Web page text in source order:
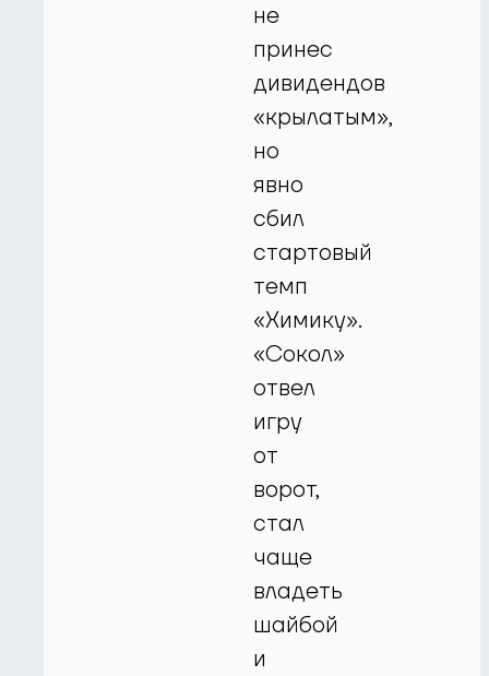
не
принес
дивидендов
«крылатым»,
но
явно
сбил
стартовый
темп
«Химику».
«Сокол»
отвел
игру
от
ворот,
стал
чаще
владеть
шайбой
и